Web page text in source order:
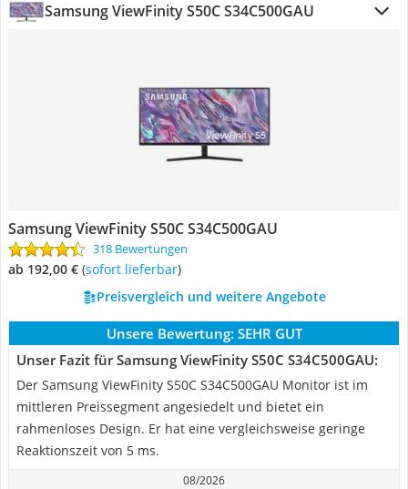
Samsung ViewFinity S50C S34C500GAU
Samsung ViewFinity S50C S34C500GAU
318 Bewertungen
ab 192,00 € ( Sofort lieferbar)
Preisvergleich und weitere Angebote
Unsere Bewertung: SEHR GUT
Unser Fazit für Samsung ViewFinity S50C S34C500GAU:
Der Samsung ViewFinity S50C S34C500GAU Monitor ist im
mittleren Preissegment angesiedelt und bietet ein
rahmenloses Design. Er hat eine vergleichsweise geringe
Reaktionszeit von 5 ms.
08/2026